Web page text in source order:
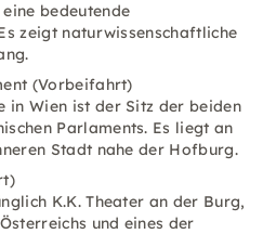
bedeutende
zeigt naturwissenschaftliche
(Vorbeifahrt)
in Wien ist der Sitz der beiden
Parlaments. Es liegt an
Stadt nahe der Hofburg.
K.K. Theater an der Burg,
und eines der